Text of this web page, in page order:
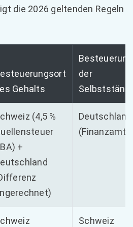
die 2026 geltenden Regeln
Gehalts
der
(4,5 %
+
Deutschland
(Finanzamt)
Schweiz